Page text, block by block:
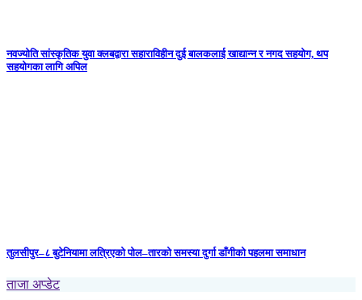
नवज्योति सांस्कृतिक युवा क्लबद्वारा सहाराविहीन दुई बालकलाई खाद्यान्न र नगद सहयोग, थप
सहयोगका लागि अपिल
तुलसीपुर–८ बुटेनियामा लत्रिएको पोल–तारको समस्या दुर्गा डाँगीको पहलमा समाधान
ताजा अप्डेट